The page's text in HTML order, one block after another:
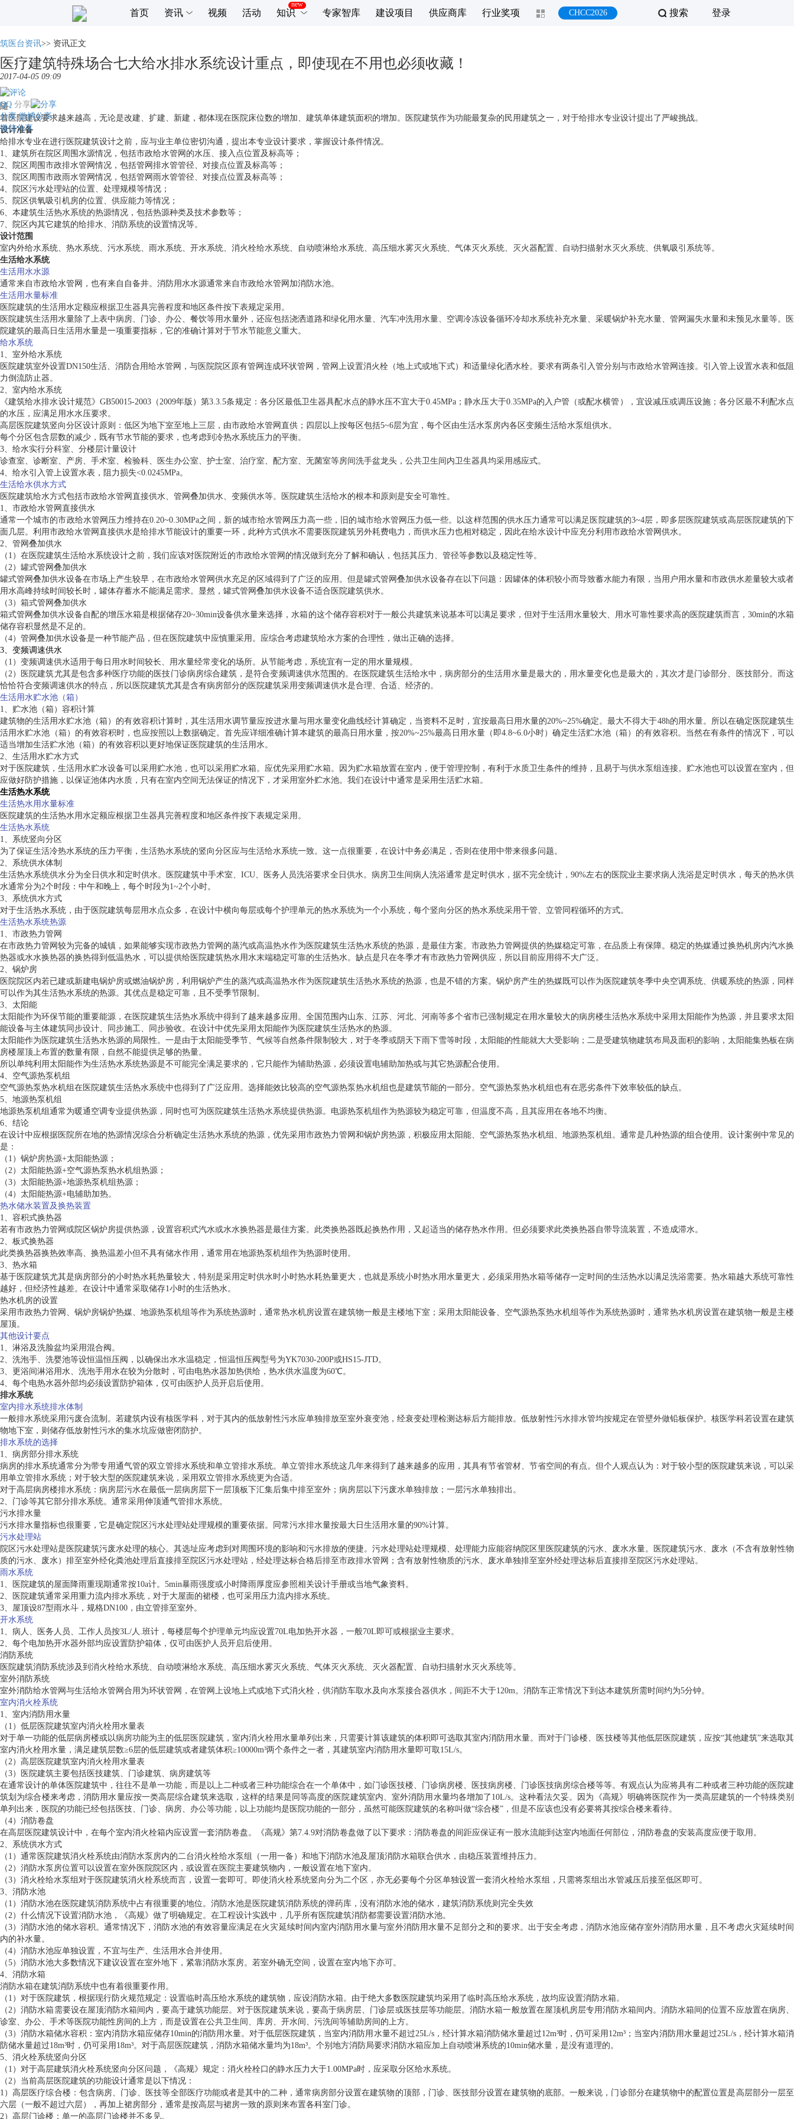
登录
搜索
首页 资讯 视频 活动 知识 专家智库 建设项目 供应商库 行业奖项 CHCC2026
筑医台资讯>> 资讯正文
医疗建筑特殊场合七大给水排水系统设计重点，即使现在不用也必须收藏！
2017-04-05 09:09
分享
QQ
分享 微博分享
微信分享
随
着医院建设要求越来越高，无论是改建、扩建、新建，都体现在医院床位数的增加、建筑单体建筑面积的增加。医院建筑作为功能最复杂的民用建筑之一，对于给排水专业设计提出了严峻挑战。
设计准备
给排水专业在进行医院建筑设计之前，应与业主单位密切沟通，提出本专业设计要求，掌握设计条件情况。
1、建筑所在院区周围水源情况，包括市政给水管网的水压、接入点位置及标高等；
2、院区周围市政排水管网情况，包括管网排水管管径、对接点位置及标高等；
3、院区周围市政雨水管网情况，包括管网雨水管管径、对接点位置及标高等；
4、院区污水处理站的位置、处理规模等情况；
5、院区供氧吸引机房的位置、供应能力等情况；
6、本建筑生活热水系统的热源情况，包括热源种类及技术参数等；
7、院区内其它建筑的给排水、消防系统的设置情况等。
设计范围
室内外给水系统、热水系统、污水系统、雨水系统、开水系统、消火栓给水系统、自动喷淋给水系统、高压细水雾灭火系统、气体灭火系统、灭火器配置、自动扫描射水灭火系统、供氧吸引系统等。
生活给水系统
生活用水水源
通常来自市政给水管网，也有来自自备井。消防用水水源通常来自市政给水管网加消防水池。
生活用水量标准
医院建筑的生活用水定额应根据卫生器具完善程度和地区条件按下表规定采用。
医院建筑生活用水量除了上表中病房、门诊、办公、餐饮等用水量外，还应包括浇洒道路和绿化用水量、汽车冲洗用水量、空调冷冻设备循环冷却水系统补充水量、采暖锅炉补充水量、管网漏失水量和未预见水量等。医
院建筑的最高日生活用水量是一项重要指标，它的准确计算对于节水节能意义重大。
给水系统
1、室外给水系统
医院建筑室外设置DN150生活、消防合用给水管网，与医院院区原有管网连成环状管网，管网上设置消火栓（地上式或地下式）和适量绿化洒水栓。要求有两条引入管分别与市政给水管网连接。引入管上设置水表和低阻
力倒流防止器。
2、室内给水系统
《建筑给水排水设计规范》GB50015-2003（2009年版）第3.3.5条规定：各分区最低卫生器具配水点的静水压不宜大于0.45MPa；静水压大于0.35MPa的入户管（或配水横管），宜设减压或调压设施；各分区最不利配水点
的水压，应满足用水水压要求。
高层医院建筑竖向分区设计原则：低区为地下室至地上三层，由市政给水管网直供；四层以上按每区包括5~6层为宜，每个区由生活水泵房内各区变频生活给水泵组供水。
每个分区包含层数的减少，既有节水节能的要求，也考虑到冷热水系统压力的平衡。
3、给水实行分科室、分楼层计量设计
诊查室、诊断室、产房、手术室、检验科、医生办公室、护士室、治疗室、配方室、无菌室等房间洗手盆龙头，公共卫生间内卫生器具均采用感应式。
4、给水引入管上设置水表，阻力损失<0.0245MPa。
生活给水供水方式
医院建筑给水方式包括市政给水管网直接供水、管网叠加供水、变频供水等。医院建筑生活给水的根本和原则是安全可靠性。
1、市政给水管网直接供水
通常一个城市的市政给水管网压力维持在0.20~0.30MPa之间，新的城市给水管网压力高一些，旧的城市给水管网压力低一些。以这样范围的供水压力通常可以满足医院建筑的3~4层，即多层医院建筑或高层医院建筑的下
面几层。利用市政给水管网直接供水是给排水节能设计的重要一环，此种方式供水不需要医院建筑另外耗费电力，而供水压力也相对稳定，因此在给水设计中应充分利用市政给水管网供水。
2、管网叠加供水
（1）在医院建筑生活给水系统设计之前，我们应该对医院附近的市政给水管网的情况做到充分了解和确认，包括其压力、管径等参数以及稳定性等。
（2）罐式管网叠加供水
罐式管网叠加供水设备在市场上产生较早，在市政给水管网供水充足的区域得到了广泛的应用。但是罐式管网叠加供水设备存在以下问题：因罐体的体积较小而导致蓄水能力有限，当用户用水量和市政供水差量较大或者
用水高峰持续时间较长时，罐体存蓄水不能满足需求。显然，罐式管网叠加供水设备不适合医院建筑供水。
（3）箱式管网叠加供水
箱式管网叠加供水设备自配的增压水箱是根据储存20~30min设备供水量来选择，水箱的这个储存容积对于一般公共建筑来说基本可以满足要求，但对于生活用水量较大、用水可靠性要求高的医院建筑而言，30min的水箱
储存容积显然是不足的。
（4）管网叠加供水设备是一种节能产品，但在医院建筑中应慎重采用。应综合考虑建筑给水方案的合理性，做出正确的选择。
3、变频调速供水
（1）变频调速供水适用于每日用水时间较长、用水量经常变化的场所。从节能考虑，系统宜有一定的用水量规模。
（2）医院建筑尤其是包含多种医疗功能的医技门诊病房综合建筑，是符合变频调速供水范围的。在医院建筑生活给水中，病房部分的生活用水量是最大的，用水量变化也是最大的，其次才是门诊部分、医技部分。而这
恰恰符合变频调速供水的特点，所以医院建筑尤其是含有病房部分的医院建筑采用变频调速供水是合理、合适、经济的。
生活用水贮水池（箱）
1、贮水池（箱）容积计算
建筑物的生活用水贮水池（箱）的有效容积计算时，其生活用水调节量应按进水量与用水量变化曲线经计算确定，当资料不足时，宜按最高日用水量的20%~25%确定。最大不得大于48h的用水量。所以在确定医院建筑生
活用水贮水池（箱）的有效容积时，也应按照以上数据确定。首先应详细准确计算本建筑的最高日用水量，按20%~25%最高日用水量（即4.8~6.0小时）确定生活贮水池（箱）的有效容积。当然在有条件的情况下，可以
适当增加生活贮水池（箱）的有效容积以更好地保证医院建筑的生活用水。
2、生活用水贮水方式
对于医院建筑，生活用水贮水设备可以采用贮水池，也可以采用贮水箱。应优先采用贮水箱。因为贮水箱放置在室内，便于管理控制，有利于水质卫生条件的维持，且易于与供水泵组连接。贮水池也可以设置在室内，但
应做好防护措施，以保证池体内水质，只有在室内空间无法保证的情况下，才采用室外贮水池。我们在设计中通常是采用生活贮水箱。
生活热水系统
生活热水用水量标准
医院建筑的生活热水用水定额应根据卫生器具完善程度和地区条件按下表规定采用。
生活热水系统
1、系统竖向分区
为了保证生活冷热水系统的压力平衡，生活热水系统的竖向分区应与生活给水系统一致。这一点很重要，在设计中务必满足，否则在使用中带来很多问题。
2、系统供水体制
生活热水系统供水分为全日供水和定时供水。医院建筑中手术室、ICU、医务人员洗浴要求全日供水。病房卫生间病人洗浴通常是定时供水，据不完全统计，90%左右的医院业主要求病人洗浴是定时供水，每天的热水供
水通常分为2个时段：中午和晚上，每个时段为1~2个小时。
3、系统供水方式
对于生活热水系统，由于医院建筑每层用水点众多，在设计中横向每层或每个护理单元的热水系统为一个小系统，每个竖向分区的热水系统采用干管、立管同程循环的方式。
生活热水系统热源
1、市政热力管网
在市政热力管网较为完备的城镇，如果能够实现市政热力管网的蒸汽或高温热水作为医院建筑生活热水系统的热源，是最佳方案。市政热力管网提供的热媒稳定可靠，在品质上有保障。稳定的热媒通过换热机房内汽水换
热器或水水换热器的换热得到低温热水，可以提供给医院建筑热水用水末端稳定可靠的生活热水。缺点是只在冬季才有市政热力管网供应，所以目前应用得不大广泛。
2、锅炉房
医院院区内若已建或新建电锅炉房或燃油锅炉房，利用锅炉产生的蒸汽或高温热水作为医院建筑生活热水系统的热源，也是不错的方案。锅炉房产生的热媒既可以作为医院建筑冬季中央空调系统、供暖系统的热源，同样
可以作为其生活热水系统的热源。其优点是稳定可靠，且不受季节限制。
3、太阳能
太阳能作为环保节能的重要能源，在医院建筑生活热水系统中得到了越来越多应用。全国范围内山东、江苏、河北、河南等多个省市已强制规定在用水量较大的病房楼生活热水系统中采用太阳能作为热源，并且要求太阳
能设备与主体建筑同步设计、同步施工、同步验收。在设计中优先采用太阳能作为医院建筑生活热水的热源。
太阳能作为医院建筑生活热水热源的局限性。一是由于太阳能受季节、气候等自然条件限制较大，对于冬季或阴天下雨下雪等时段，太阳能的性能就大大受影响；二是受建筑物建筑布局及面积的影响，太阳能集热板在病
房楼屋顶上布置的数量有限，自然不能提供足够的热量。
所以单纯利用太阳能作为生活热水系统热源是不可能完全满足要求的，它只能作为辅助热源，必须设置电辅助加热或与其它热源配合使用。
4、空气源热泵机组
空气源热泵热水机组在医院建筑生活热水系统中也得到了广泛应用。选择能效比较高的空气源热泵热水机组也是建筑节能的一部分。空气源热泵热水机组也有在恶劣条件下效率较低的缺点。
5、地源热泵机组
地源热泵机组通常为暖通空调专业提供热源，同时也可为医院建筑生活热水系统提供热源。电源热泵机组作为热源较为稳定可靠，但温度不高，且其应用在各地不均衡。
6、结论
在设计中应根据医院所在地的热源情况综合分析确定生活热水系统的热源，优先采用市政热力管网和锅炉房热源，积极应用太阳能、空气源热泵热水机组、地源热泵机组。通常是几种热源的组合使用。设计案例中常见的
是：
（1）锅炉房热源+太阳能热源；
（2）太阳能热源+空气源热泵热水机组热源；
（3）太阳能热源+地源热泵机组热源；
（4）太阳能热源+电辅助加热。
热水储水装置及换热装置
1、容积式换热器
若有市政热力管网或院区锅炉房提供热源，设置容积式汽水或水水换热器是最佳方案。此类换热器既起换热作用，又起适当的储存热水作用。但必须要求此类换热器自带导流装置，不造成滞水。
2、板式换热器
此类换热器换热效率高、换热温差小但不具有储水作用，通常用在地源热泵机组作为热源时使用。
3、热水箱
基于医院建筑尤其是病房部分的小时热水耗热量较大，特别是采用定时供水时小时热水耗热量更大，也就是系统小时热水用水量更大，必须采用热水箱等储存一定时间的生活热水以满足洗浴需要。热水箱越大系统可靠性
越好，但经济性越差。在设计中通常采取储存1小时的生活热水。
热水机房的设置
采用市政热力管网、锅炉房锅炉热媒、地源热泵机组等作为系统热源时，通常热水机房设置在建筑物一般是主楼地下室；采用太阳能设备、空气源热泵热水机组等作为系统热源时，通常热水机房设置在建筑物一般是主楼
屋顶。
其他设计要点
1、淋浴及洗脸盆均采用混合阀。
2、洗泡手、洗婴池等设恒温恒压阀，以确保出水水温稳定，恒温恒压阀型号为YK7030-200P或HS15-JTD。
3、更浴间淋浴用水、洗泡手用水在较为分散时，可由电热水器加热供给，热水供水温度为60℃。
4、每个电热水器外部均必须设置防护箱体，仅可由医护人员开启后使用。
排水系统
室内排水系统排水体制
一般排水系统采用污废合流制。若建筑内设有核医学科，对于其内的低放射性污水应单独排放至室外衰变池，经衰变处理检测达标后方能排放。低放射性污水排水管均按规定在管壁外做铅板保护。核医学科若设置在建筑
物地下室，则储存低放射性污水的集水坑应做密闭防护。
排水系统的选择
1、病房部分排水系统
病房的排水系统通常分为带专用通气管的双立管排水系统和单立管排水系统。单立管排水系统这几年来得到了越来越多的应用，其具有节省管材、节省空间的有点。但个人观点认为：对于较小型的医院建筑来说，可以采
用单立管排水系统；对于较大型的医院建筑来说，采用双立管排水系统更为合适。
对于高层病房楼排水系统：病房层污水在最低一层病房层下一层顶板下汇集后集中排至室外；病房层以下污废水单独排放；一层污水单独排出。
2、门诊等其它部分排水系统。通常采用伸顶通气管排水系统。
污水排水量
污水排水量指标也很重要，它是确定院区污水处理站处理规模的重要依据。同常污水排水量按最大日生活用水量的90%计算。
污水处理站
院区污水处理站是医院建筑污废水处理的核心。其选址应考虑到对周围环境的影响和污水排放的便捷。污水处理站处理规模、处理能力应能容纳院区里医院建筑的污水、废水水量。医院建筑污水、废水（不含有放射性物
质的污水、废水）排至室外经化粪池处理后直接排至院区污水处理站，经处理达标合格后排至市政排水管网；含有放射性物质的污水、废水单独排至室外经处理达标后直接排至院区污水处理站。
雨水系统
1、医院建筑的屋面降雨重现期通常按10a计。5min暴雨强度或小时降雨厚度应参照相关设计手册或当地气象资料。
2、医院建筑通常采用重力流内排水系统，对于大屋面的裙楼，也可采用压力流内排水系统。
3、屋顶设87型雨水斗，规格DN100，由立管排至室外。
开水系统
1、病人、医务人员、工作人员按3L/人.班计，每楼层每个护理单元均应设置70L电加热开水器，一般70L即可或根据业主要求。
2、每个电加热开水器外部均应设置防护箱体，仅可由医护人员开启后使用。
消防系统
医院建筑消防系统涉及到消火栓给水系统、自动喷淋给水系统、高压细水雾灭火系统、气体灭火系统、灭火器配置、自动扫描射水灭火系统等。
室外消防系统
室外消防给水管网与生活给水管网合用为环状管网，在管网上设地上式或地下式消火栓，供消防车取水及向水泵接合器供水，间距不大于120m。消防车正常情况下到达本建筑所需时间约为5分钟。
室内消火栓系统
1、室内消防用水量
（1）低层医院建筑室内消火栓用水量表
对于单一功能的低层病房楼或以病房功能为主的低层医院建筑，室内消火栓用水量单列出来，只需要计算该建筑的体积即可选取其室内消防用水量。而对于门诊楼、医技楼等其他低层医院建筑，应按“其他建筑”来选取其
室内消火栓用水量，满足建筑层数≥6层的低层建筑或者建筑体积≥10000m³两个条件之一者，其建筑室内消防用水量即可取15L/s。
（2）高层医院建筑室内消火栓用水量表
（3）医院建筑主要包括医技建筑、门诊建筑、病房建筑等
在通常设计的单体医院建筑中，往往不是单一功能，而是以上二种或者三种功能综合在一个单体中，如门诊医技楼、门诊病房楼、医技病房楼、门诊医技病房综合楼等等。有观点认为应将具有二种或者三种功能的医院建
筑划为综合楼来考虑，消防用水量应按一类高层综合建筑来选取，这样的结果是同等高度的医院建筑室内、室外消防用水量均各增加了10L/s。这种看法欠妥。因为《高规》明确将医院作为一类高层建筑的一个特殊类别
单列出来，医院的功能已经包括医技、门诊、病房、办公等功能，以上功能均是医院功能的一部分，虽然可能医院建筑的名称叫做“综合楼”，但是不应该也没有必要将其按综合楼来看待。
（4）消防卷盘
在高层医院建筑设计中，在每个室内消火栓箱内应设置一套消防卷盘。《高规》第7.4.9对消防卷盘做了以下要求：消防卷盘的间距应保证有一股水流能到达室内地面任何部位，消防卷盘的安装高度应便于取用。
2、系统供水方式
（1）通常医院建筑消火栓系统由消防水泵房内的二台消火栓给水泵组（一用一备）和地下消防水池及屋顶消防水箱联合供水，由稳压装置维持压力。
（2）消防水泵房位置可以设置在室外医院院区内，或设置在医院主要建筑物内，一般设置在地下室内。
（3）消火栓给水泵组对于医院建筑消火栓系统而言，设置一套即可。即使消火栓系统竖向分为二个区，亦无必要每个分区单独设置一套消火栓给水泵组，只需将泵组出水管减压后接至低区即可。
3、消防水池
（1）消防水池在医院建筑消防系统中占有很重要的地位。消防水池是医院建筑消防系统的弹药库，没有消防水池的储水，建筑消防系统则完全失效
（2）什么情况下设置消防水池，《高规》做了明确规定。在工程设计实践中，几乎所有医院建筑消防都需要设置消防水池。
（3）消防水池的储水容积。通常情况下，消防水池的有效容量应满足在火灾延续时间内室内消防用水量与室外消防用水量不足部分之和的要求。出于安全考虑，消防水池应储存室外消防用水量，且不考虑火灾延续时间
内的补水量。
（4）消防水池应单独设置，不宜与生产、生活用水合并使用。
（5）消防水池大多数情况下建议设置在室外地下，紧靠消防水泵房。若室外确无空间，设置在室内地下亦可。
4、消防水箱
消防水箱在建筑消防系统中也有着很重要作用。
（1）对于医院建筑，根据现行防火规范规定：设置临时高压给水系统的建筑物，应设消防水箱。由于绝大多数医院建筑均采用了临时高压给水系统，故均应设置消防水箱。
（2）消防水箱需要设在屋顶消防水箱间内，要高于建筑功能层。对于医院建筑来说，要高于病房层、门诊层或医技层等功能层。消防水箱一般放置在屋顶机房层专用消防水箱间内。消防水箱间的位置不应放置在病房、
诊室、办公、手术等医院功能性房间的上方，而是设置在公共卫生间、库房、开水间、污洗间等辅助房间的上方。
（3）消防水箱储水容积：室内消防水箱应储存10min的消防用水量。对于低层医院建筑，当室内消防用水量不超过25L/s，经计算水箱消防储水量超过12m³时，仍可采用12m³；当室内消防用水量超过25L/s，经计算水箱消
防储水量超过18m³时，仍可采用18m³。对于高层医院建筑，消防水箱储水量均为18m³。个别地方消防局要求消防水箱应加上自动喷淋系统的10min储水量，是没有道理的。
5、消火栓系统竖向分区
（1）对于高层建筑消火栓系统竖向分区问题，《高规》规定：消火栓栓口的静水压力大于1.00MPa时，应采取分区给水系统。
（2）当前高层医院建筑的功能设计通常是以下情况：
1）高层医疗综合楼：包含病房、门诊、医技等全部医疗功能或者是其中的二种，通常病房部分设置在建筑物的顶部，门诊、医技部分设置在建筑物的底部。一般来说，门诊部分在建筑物中的配置位置是高层部分一层至
六层（一般不超过六层），再加上裙房部分，通常是按高层与裙房一致的原则来布置各科室门诊。
2）高层门诊楼：单一的高层门诊楼并不多见。